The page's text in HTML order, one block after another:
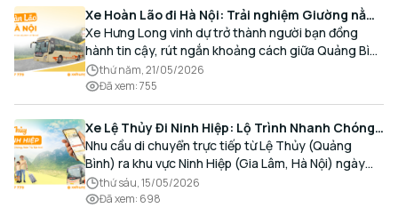
Xe Hoàn Lão đi Hà Nội: Trải nghiệm Giường nằm
Cao cấp, Đón trả Tận nơi
Xe Hưng Long vinh dự trở thành người bạn đồng
hành tin cậy, rút ngắn khoảng cách giữa Quảng Bình
và Thủ đô bằng chất lượng dịch vụ chuẩn mực.
thứ năm, 21/05/2026
Đã xem:755
Xe Lệ Thủy Đi Ninh Hiệp: Lộ Trình Nhanh Chóng,
Đón Trả Tận Nơi
Nhu cầu di chuyển trực tiếp từ Lệ Thủy (Quảng
Bình) ra khu vực Ninh Hiệp (Gia Lâm, Hà Nội) ngày
càng gia tăng, đặc biệt đối với các hành khách có
nhu cầu giao thương, kinh doanh và mua sắm.
thứ sáu, 15/05/2026
Đã xem: 698